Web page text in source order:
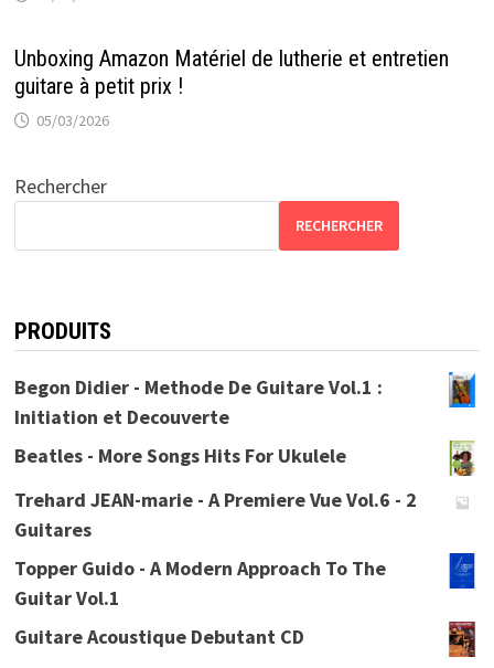
Unboxing Amazon Matériel de lutherie et entretien
guitare à petit prix !
05/03/2026
Rechercher
RECHERCHER
PRODUITS
Begon Didier - Methode De Guitare Vol.1 :
Initiation et Decouverte
Beatles - More Songs Hits For Ukulele
Trehard JEAN-marie - A Premiere Vue Vol.6 - 2
Guitares
Topper Guido - A Modern Approach To The
Guitar Vol.1
Guitare Acoustique Debutant CD